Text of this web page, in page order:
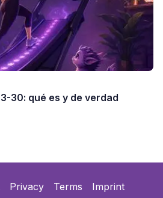
30: qué es y de verdad
Privacy Terms Imprint